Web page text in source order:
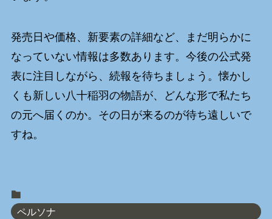
発売日や価格、新要素の詳細など、まだ明らかに
なっていない情報は多数あります。今後の公式発
表に注目しながら、続報を待ちましょう。懐かし
くも新しい八十稲羽の物語が、どんな形で私たち
の元へ届くのか。その日が来るのが待ち遠しいで
すね。
ペルソナ